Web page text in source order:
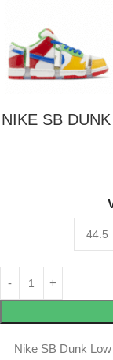
NIKE SB
Nike SB Dunk